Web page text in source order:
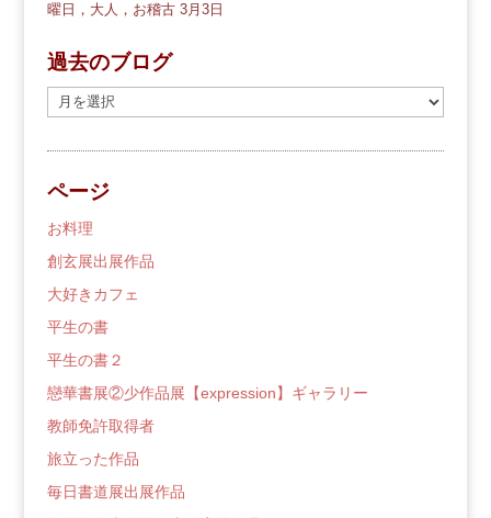
曜日，大人，お稽古 3月3日
過去のブログ
去
の
ロ
グ
ページ
お料理
創玄展出展作品
大好きカフェ
平生の書
平生の書２
戀華書展②少作品展【expression】ギャラリー
教師免許取得者
旅立った作品
毎日書道展出展作品